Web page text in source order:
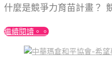
什麼是競爭力育苗計畫？
繼續閱讀。。